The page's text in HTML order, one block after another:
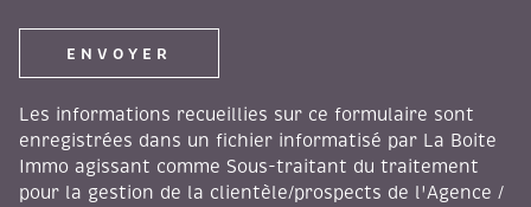
ENVOYER
Les informations recueillies sur ce formulaire sont
enregistrées dans un fichier informatisé par La Boite
Immo agissant comme Sous-traitant du traitement
pour la gestion de la clientèle/prospects de l'Agence /